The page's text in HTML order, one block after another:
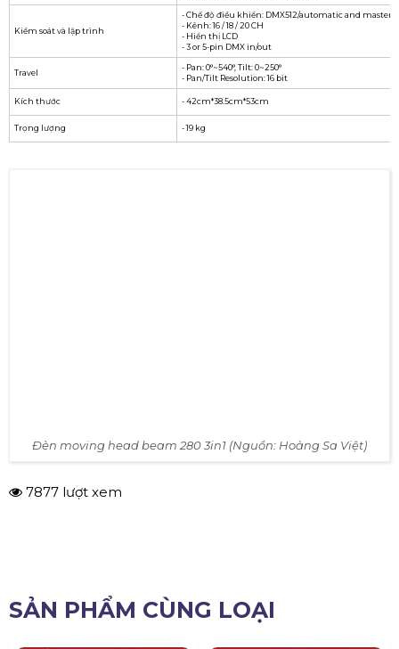
Kiểm soát và lập trình
- Chế độ điều khiển: DMX512/automatic and master/
- Kênh: 16 / 18 / 20 CH
- Hiển thị LCD
- 3 or 5-pin DMX in/out
Travel
- Pan: 0°~540°, Tilt: 0~250°
- Pan/Tilt Resolution: 16 bit
Kích thước - 42cm*38.5cm*53cm
Trọng lượng - 19 kg